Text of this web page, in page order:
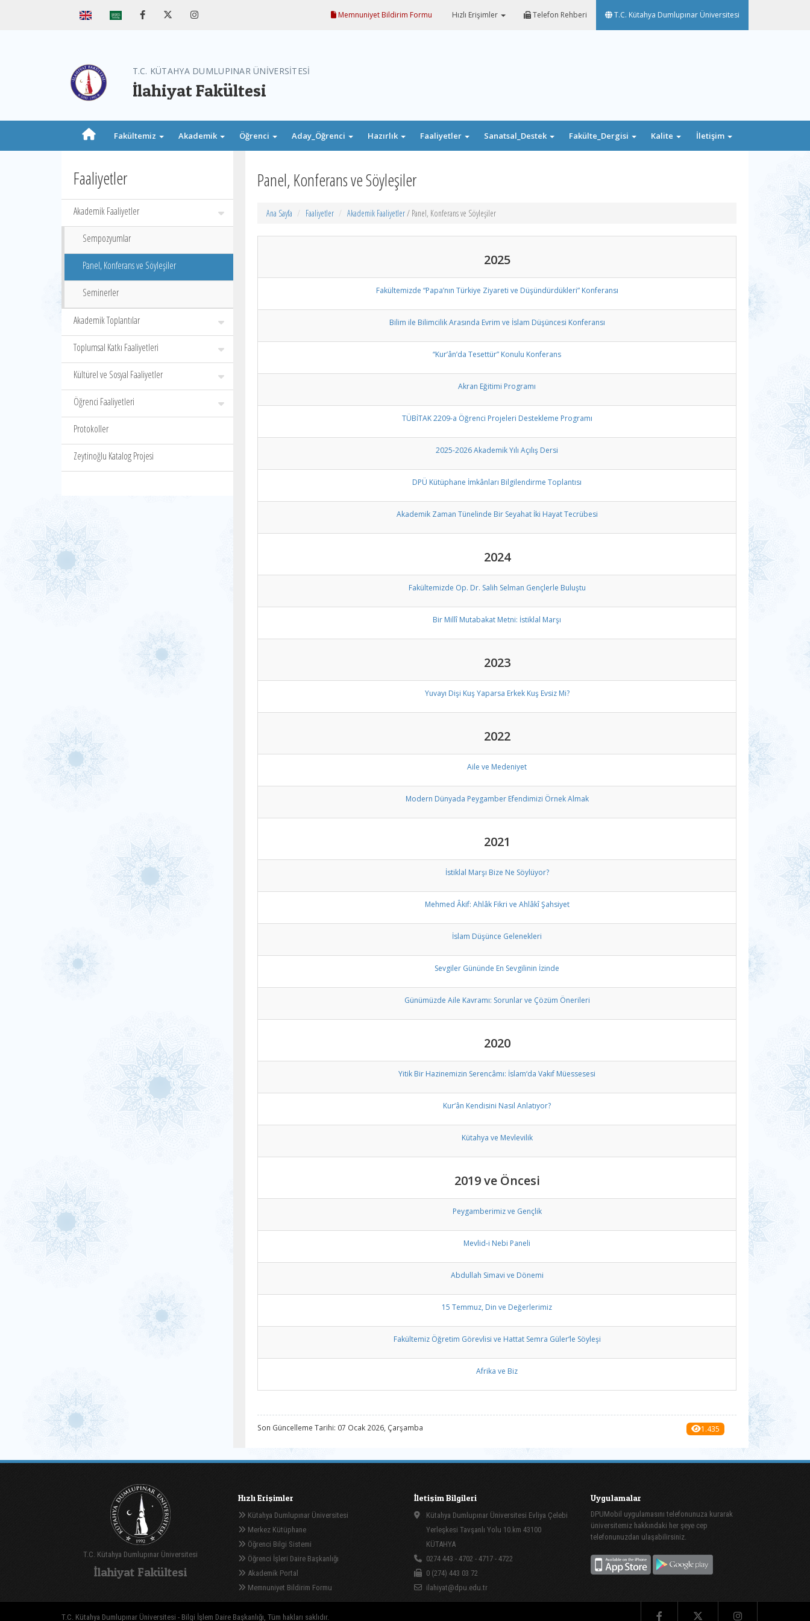
Memnuniyet Bildirim Formu Hızlı Erişimler Telefon Rehberi T.C. Kütahya Dumlupınar Üniversitesi
T.C. KÜTAHYA DUMLUPINAR ÜNİVERSİTESİ
İlahiyat Fakültesi
Fakültemiz Akademik Öğrenci Aday_Öğrenci Hazırlık Faaliyetler Sanatsal_Destek Fakülte_Dergisi Kalite İletişim
Faaliyetler
Akademik Faaliyetler
Sempozyumlar
Panel, Konferans ve Söyleşiler
Seminerler
Akademik Toplantılar
Toplumsal Katkı Faaliyetleri
Kültürel ve Sosyal Faaliyetler
Öğrenci Faaliyetleri
Protokoller
Zeytinoğlu Katalog Projesi
Panel, Konferans ve Söyleşiler
Ana Sayfa Faaliyetler Akademik Faaliyetler/ Panel, Konferans ve Söyleşiler
2025
Fakültemizde “Papa’nın Türkiye Ziyareti ve Düşündürdükleri” Konferansı
Bilim ile Bilimcilik Arasında Evrim ve İslam Düşüncesi Konferansı
“Kur’ân’da Tesettür” Konulu Konferans
Akran Eğitimi Programı
TÜBİTAK 2209-a Öğrenci Projeleri Destekleme Programı
2025-2026 Akademik Yılı Açılış Dersi
DPÜ Kütüphane İmkânları Bilgilendirme Toplantısı
Akademik Zaman Tünelinde Bir Seyahat İki Hayat Tecrübesi
2024
Fakültemizde Op. Dr. Salih Selman Gençlerle Buluştu
Bir Millî Mutabakat Metni: İstiklal Marşı
2023
Yuvayı Dişi Kuş Yaparsa Erkek Kuş Evsiz Mi?
2022
Aile ve Medeniyet
Modern Dünyada Peygamber Efendimizi Örnek Almak
2021
İstiklal Marşı Bize Ne Söylüyor?
Mehmed Âkif: Ahlâk Fikri ve Ahlâkî Şahsiyet
İslam Düşünce Gelenekleri
Sevgiler Gününde En Sevgilinin İzinde
Günümüzde Aile Kavramı: Sorunlar ve Çözüm Önerileri
2020
Yitik Bir Hazinemizin Serencâmı: İslam‘da Vakıf Müessesesi
Kur‘ân Kendisini Nasıl Anlatıyor?
Kütahya ve Mevlevilik
2019 ve Öncesi
Peygamberimiz ve Gençlik
Mevlid-i Nebi Paneli
Abdullah Simavi ve Dönemi
15 Temmuz, Din ve Değerlerimiz
Fakültemiz Öğretim Görevlisi ve Hattat Semra Güler‘le Söyleşi
Afrika ve Biz
Son Güncelleme Tarihi: 07 Ocak 2026, Çarşamba 1.435
T.C. Kütahya Dumlupınar Üniversitesi
İlahiyat Fakültesi
Hızlı Erişimler
Kütahya Dumlupınar Üniversitesi
Merkez Kütüphane
Öğrenci Bilgi Sistemi
Öğrenci İşleri Daire Başkanlığı
Akademik Portal
Memnuniyet Bildirim Formu
İletişim Bilgileri
Kütahya Dumlupınar Üniversitesi Evliya Çelebi
Yerleşkesi Tavşanlı Yolu 10.km 43100
KÜTAHYA
0274 443 - 4702 - 4717 - 4722
0 (274) 443 03 72
ilahiyat@dpu.edu.tr
Uygulamalar
DPUMobil uygulamasını telefonunuza kurarak
üniversitemiz hakkındaki her şeye cep
telefonunuzdan ulaşabilirsiniz.
T.C. Kütahya Dumlupınar Üniversitesi - Bilgi İşlem Daire Başkanlığı, Tüm hakları saklıdır.